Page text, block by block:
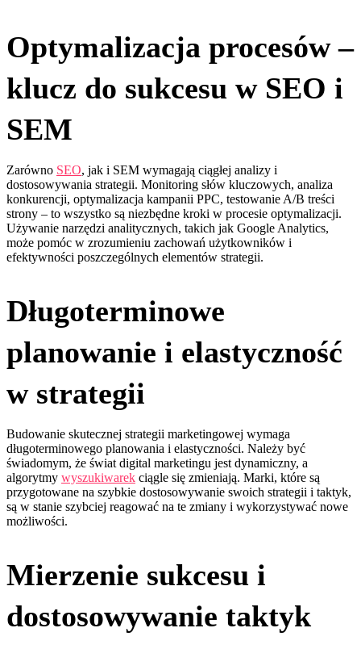
Optymalizacja procesów –
klucz do sukcesu w SEO i
SEM
Zarówno SEO, jak i SEM wymagają ciągłej analizy i
dostosowywania strategii. Monitoring słów kluczowych, analiza
konkurencji, optymalizacja kampanii PPC, testowanie A/B treści
strony – to wszystko są niezbędne kroki w procesie optymalizacji.
Używanie narzędzi analitycznych, takich jak Google Analytics,
może pomóc w zrozumieniu zachowań użytkowników i
efektywności poszczególnych elementów strategii.
Długoterminowe
planowanie i elastyczność
w strategii
Budowanie skutecznej strategii marketingowej wymaga
długoterminowego planowania i elastyczności. Należy być
świadomym, że świat digital marketingu jest dynamiczny, a
algorytmy wyszukiwarek ciągle się zmieniają. Marki, które są
przygotowane na szybkie dostosowywanie swoich strategii i taktyk,
są w stanie szybciej reagować na te zmiany i wykorzystywać nowe
możliwości.
Mierzenie sukcesu i
dostosowywanie taktyk